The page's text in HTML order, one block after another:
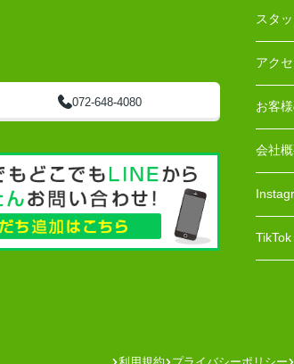
072-648-4080
スタ
アク
お客
会社
TikTok